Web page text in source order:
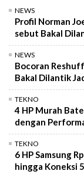
NEWS
Profil Norman
sebut Bakal
NEWS
Bocoran
Bakal Dilantik
TEKNO
4 HP Murah
dengan
TEKNO
6 HP Samsung
hingga Koneksi